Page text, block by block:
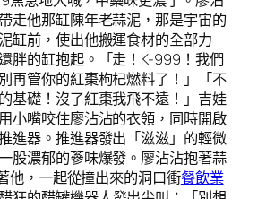
走他那缸陳年老蒜泥，那是宇宙的
缸前，使出他搬運食材的全部力
胖的缸抱起。「走！K-999！我們
再管你的紅棗枸杞燃料了！」「不
基礎！沒了紅棗我飛不遠！」吉娃
小嘴咬住廖沾沾的衣領，同時開啟
進器。推進器發出「滋滋」的輕微
股濃郁的蔘味爆發。廖沾沾抱著蒜
他，一起從撞出來的洞口衝餐飲業